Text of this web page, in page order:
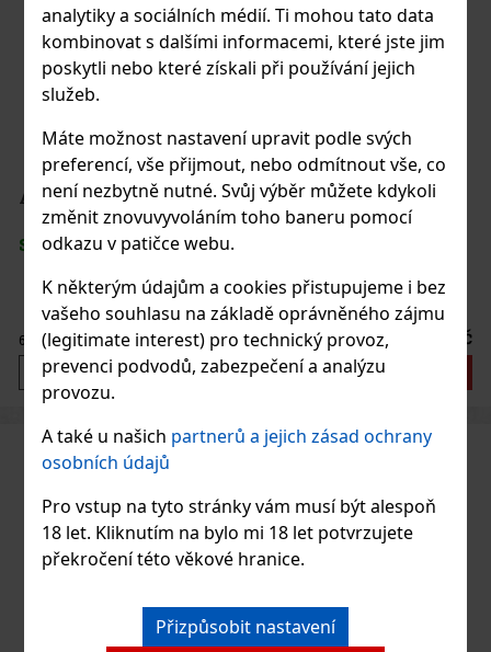
analytiky a sociálních médií. Ti mohou tato data
kombinovat s dalšími informacemi, které jste jim
poskytli nebo které získali při používání jejich
služeb.
Máte možnost nastavení upravit podle svých
preferencí, vše přijmout, nebo odmítnout vše, co
není nezbytně nutné. Svůj výběr můžete kdykoli
změnit znovuvyvoláním toho baneru pomocí
odkazu v patičce webu.
K některým údajům a cookies přistupujeme i bez
vašeho souhlasu na základě oprávněného zájmu
(legitimate interest) pro technický provoz,
prevenci podvodů, zabezpečení a analýzu
provozu.
A také u našich partnerů a jejich zásad ochrany
osobních údajů
Pro vstup na tyto stránky vám musí být alespoň
18 let. Kliknutím na bylo mi 18 let potvrzujete
překročení této věkové hranice.
Přizpůsobit nastavení
Arturo Fuente Anejo 50 Robusto 1/25
SKLADEM(> 5 ks)
620Kč bez DPH 750 Kč
Do košíku